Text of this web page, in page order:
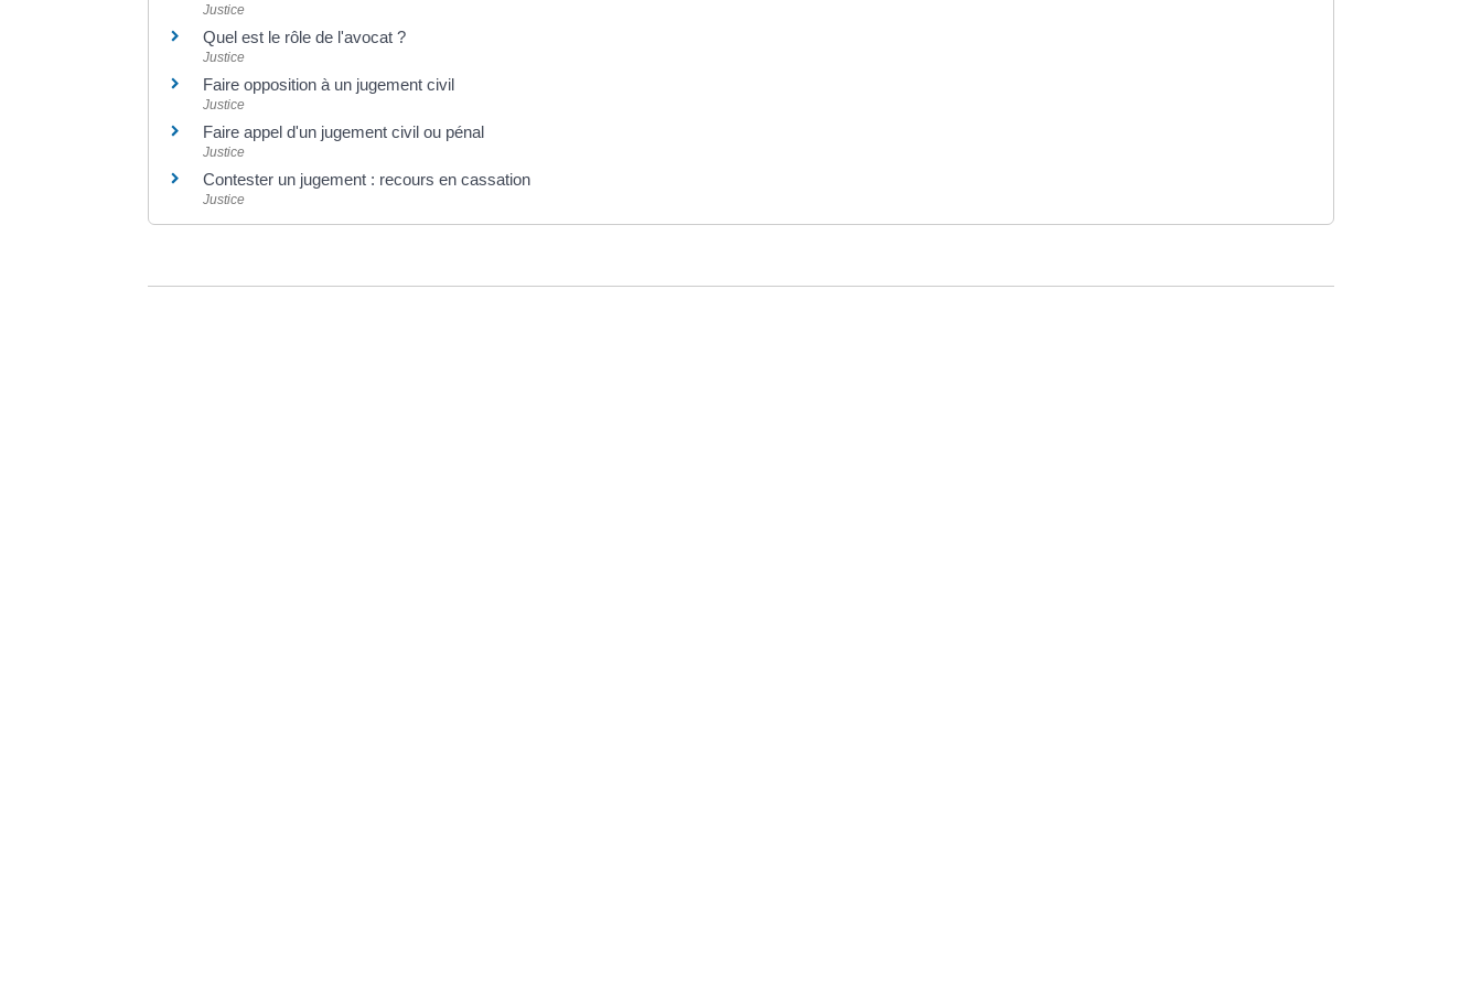
Justice
Quel est le rôle de l'avocat ?
Justice
Faire opposition à un jugement civil
Justice
Faire appel d'un jugement civil ou pénal
Justice
Contester un jugement : recours en cassation
Justice